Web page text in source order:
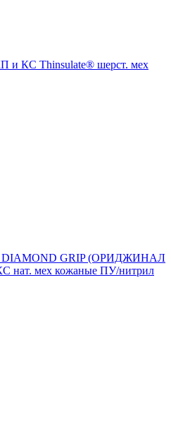
и КС Thinsulate® шерст. мех
DIAMOND GRIP (ОРИДЖИНАЛ
мех кожаные ПУ/нитрил